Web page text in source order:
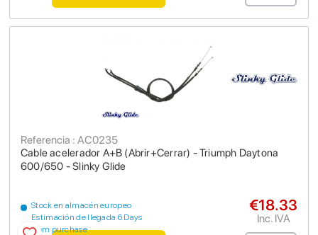
Cable acelerador A+B (Abrir+Cerrar) - Triumph Daytona
600/650 - Slinky Glide
Referencia : AC0235
Stock en almacén europeo
Estimación de llegada 6 Days
from purchase
€18.33
Inc. IVA